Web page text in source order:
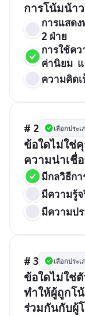
การโน้มน้า
การแสด
2 ฝ่าย
การใช้ค
ค่านิยม
ความคิด
# 2 เลือกประเ
ข้อใดไม่ใช่
ความน่าเชื่
มีกลวิธีก
มีความรู้จ
มีความป
# 3 เลือกประเ
ข้อใดไม่ใช่
ทำให้ผู้ถูกโ
ร่วมกันกับผู้